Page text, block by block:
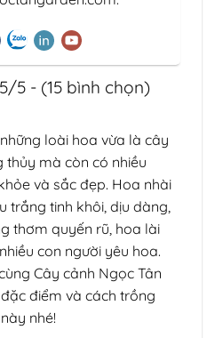
5 - (15 bình chọn)
loài hoa vừa là cây
thủy mà còn có nhiều
và sắc đẹp. Hoa nhài
trắng tinh khôi, dịu dàng,
thơm quyến rũ, hoa lài
con người yêu hoa.
Cây cảnh Ngọc Tân
điểm và cách trồng
nhé!